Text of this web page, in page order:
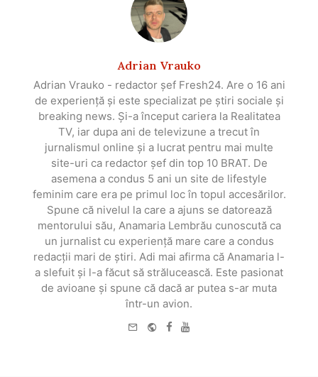
Adrian Vrauko
Adrian Vrauko - redactor șef Fresh24. Are o 16 ani
de experiență și este specializat pe știri sociale și
breaking news. Și-a început cariera la Realitatea
TV, iar dupa ani de televizune a trecut în
jurnalismul online și a lucrat pentru mai multe
site-uri ca redactor șef din top 10 BRAT. De
asemena a condus 5 ani un site de lifestyle
feminim care era pe primul loc în topul accesărilor.
Spune că nivelul la care a ajuns se datorează
mentorului său, Anamaria Lembrău cunoscută ca
un jurnalist cu experiență mare care a condus
redacții mari de știri. Adi mai afirma că Anamaria l-
a slefuit și l-a făcut să strălucească. Este pasionat
de avioane și spune că dacă ar putea s-ar muta
într-un avion.
e-
WebsiteFacebook